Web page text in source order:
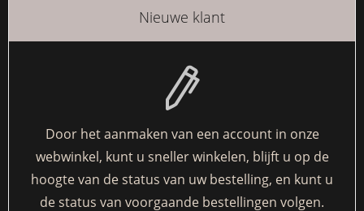
Nieuwe klant
Door het aanmaken van een account in onze
webwinkel, kunt u sneller winkelen, blijft u op de
hoogte van de status van uw bestelling, en kunt u
de status van voorgaande bestellingen volgen.